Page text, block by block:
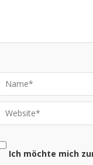
Ich möchte mich